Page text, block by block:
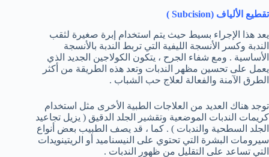
تقطيع الألياف (Subcision
)
يعد هذا الإجراء بسيط حيث يتم استخدام إبرة صغيرة لثقب
الندبة وكسر الأنسجة الليفية التي تربط الندبة بالأنسجة
الأساسية . ومع شفاء الجرح ، يتكون الكولاجين الجديد الذي
يعمل على تحسين مظهر الندبات وتعد هذه الطريقة من أكثر
الطرق الآمنة والفعالة لعلاج حب الشباب .
توجد هناك العديد من العلاجات الطبية الأخرى مثل استخدام
كريمات الندبات الموضعية وتقشير الجلد الدقيق ( يزيل تجاعيد
الجلد السطحية والندبات ) . كما ، قد يصف الطبيب بعض أنواع
سيرومات البشرة التي تحتوي على النيسناميد أو الريتينويدات
التي تساعد على التقليل من ظهور الندبات .